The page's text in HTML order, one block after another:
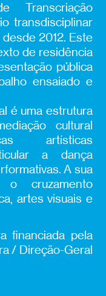
Transcriação
transdisciplinar
desde 2012. Este
de residência
pública
ensaiado e
é uma estrutura
cultural
artísticas
a dança
A sua
o cruzamento
artes visuais e
financiada pela
/ Direção-Geral